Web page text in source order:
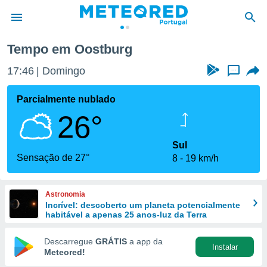
da
foi
fornecidas
a este
das
e
forma
digital
Tempo em Oostburg
17:46 Domingo ...
Parcialmente nublado
26°
Sensação de 27°
Sul
8
19 km/h
Astronomia
Incrível: descoberto um planeta potencialmente
habitável a apenas 25 anos-luz da Terra
Descarregue GRÁTIS a app da
Meteored!
Instalar